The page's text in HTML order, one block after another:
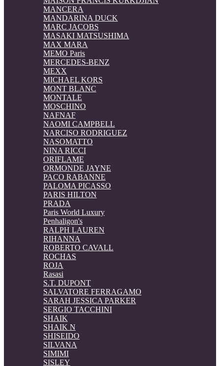
MANCERA
MANDARINA DUCK
MARC JACOBS
MASAKI MATSUSHIMA
MAX MARA
MEMO Paris
MERCEDES-BENZ
MEXX
MICHAEL KORS
MONT BLANC
MONTALE
MOSCHINO
NAFNAF
NAOMI CAMPBELL
NARCISO RODRIGUEZ
NASOMATTO
NINA RICCI
ORIFLAME
ORMONDE JAYNE
PACO RABANNE
PALOMA PICASSO
PARIS HILTON
PRADA
Paris World Luxury
Penhaligon's
RALPH LAUREN
RIHANNA
ROBERTO CAVALL
ROCHAS
ROJA
Rasasi
S.T. DUPONT
SALVATORE FERRAGAMO
SARAH JESSICA PARKER
SERGIO TACCHINI
SHAIK
SHAIK N
SHISEIDO
SILVANA
SIMIMI
SISLEY